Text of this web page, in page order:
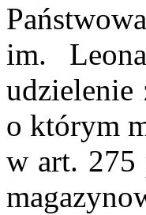
im.
udzielenie
o którym
w art. 275